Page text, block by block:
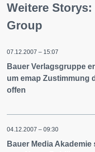
Weitere
Group
07.12.2007 – 15:07
Bauer Verlagsgruppe
um emap Zustimmung
offen
04.12.2007 – 09:30
Bauer Media